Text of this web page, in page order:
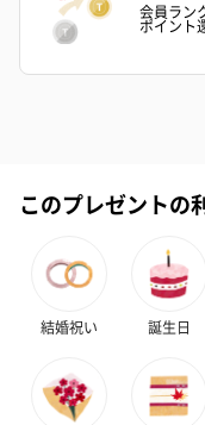
リラックスグッズ
リラックスグッズを同
かき氷入浴剤4点セット
会員ラン
ポイント
このプレゼントの
結婚祝い 誕生日